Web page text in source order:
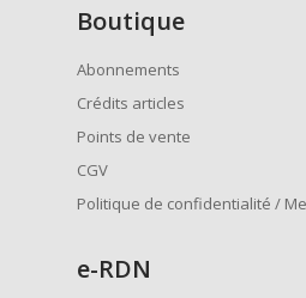
Boutique
Abonnements
Crédits articles
Points de vente
CGV
Politique de confidentialité /
e-RDN